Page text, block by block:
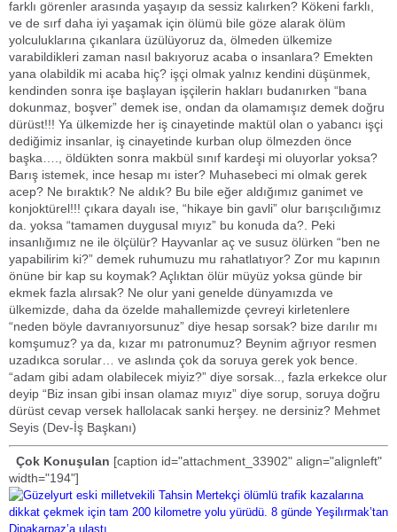
farklı görenler arasında yaşayıp da sessiz kalırken? Kökeni farklı,
ve de sırf daha iyi yaşamak için ölümü bile göze alarak ölüm
yolculuklarına çıkanlara üzülüyoruz da, ölmeden ülkemize
varabildikleri zaman nasıl bakıyoruz acaba o insanlara? Emekten
yana olabildik mi acaba hiç? işçi olmak yalnız kendini düşünmek,
kendinden sonra işe başlayan işçilerin hakları budanırken “bana
dokunmaz, boşver” demek ise, ondan da olamamışız demek doğru
dürüst!!! Ya ülkemizde her iş cinayetinde maktül olan o yabancı işçi
dediğimiz insanlar, iş cinayetinde kurban olup ölmezden önce
başka…., öldükten sonra makbül sınıf kardeşi mi oluyorlar yoksa?
Barış istemek, ince hesap mı ister? Muhasebeci mi olmak gerek
acep? Ne bıraktık? Ne aldık? Bu bile eğer aldığımız ganimet ve
konjoktürel!!! çıkara dayalı ise, “hikaye bin gavli” olur barışcılığımız
da. yoksa “tamamen duygusal mıyız” bu konuda da?. Peki
insanlığımız ne ile ölçülür? Hayvanlar aç ve susuz ölürken “ben ne
yapabilirim ki?” demek ruhumuzu mu rahatlatıyor? Zor mu kapının
önüne bir kap su koymak? Açlıktan ölür müyüz yoksa günde bir
ekmek fazla alırsak? Ne olur yani genelde dünyamızda ve
ülkemizde, daha da özelde mahallemizde çevreyi kirletenlere
“neden böyle davranıyorsunuz” diye hesap sorsak? bize darılır mı
komşumuz? ya da, kızar mı patronumuz? Beynim ağrıyor resmen
uzadıkca sorular… ve aslında çok da soruya gerek yok bence.
“adam gibi adam olabilecek miyiz?” diye sorsak.., fazla erkekce olur
deyip “Biz insan gibi insan olamaz mıyız” diye sorup, soruya doğru
dürüst cevap versek hallolacak sanki herşey. ne dersiniz? Mehmet
Seyis (Dev-İş Başkanı)
Çok Konuşulan [caption id="attachment_33902" align="alignleft"
width="194"]